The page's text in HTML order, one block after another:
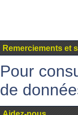
Remerciements et
Pour
de